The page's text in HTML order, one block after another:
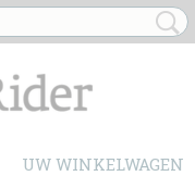
UW WINKELWAGEN